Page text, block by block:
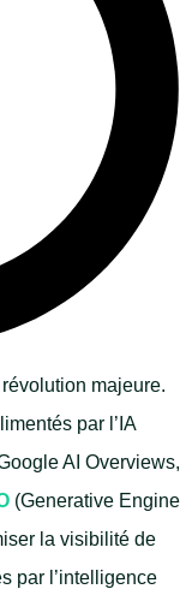
majeure.
par l’IA
AI Overviews,
(Generative Engine
la visibilité de
par l’intelligence